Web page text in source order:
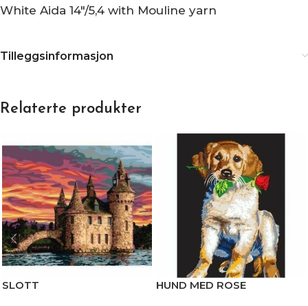
White Aida 14″/5,4 with Mouline yarn
Tilleggsinformasjon
Relaterte produkter
SLOTT HUND MED ROSE